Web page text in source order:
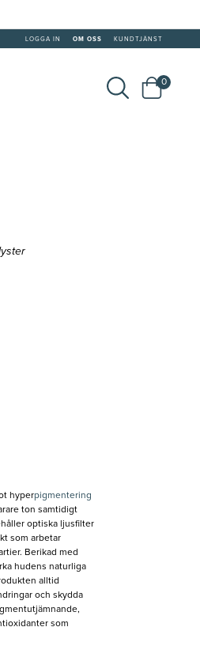
LOGGA IN OM OSS KUNDTJÄNST
0
hyperpigmentering
ton samtidigt
optiska ljusfilter
som arbetar
Berikad med
hudens naturliga
alltid
och skydda
som